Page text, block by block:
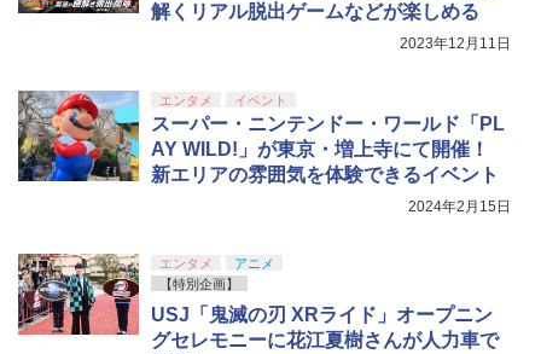
解くリアル脱出ゲームなどが楽しめる
2023年12月11日
エンタメ イベント
スーパー・ニンテンドー・ワールド「PL
AY WILD!」が東京・増上寺にて開催！
新エリアの雰囲気を体験できるイベント
2024年2月15日
エンタメ
アニメ
【特別企画】
USJ「鬼滅の刃 XRライド」オープニン
グセレモニーに花江夏樹さんが人力車で